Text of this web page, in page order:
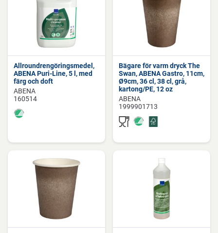
Allroundrengöringsmedel,
ABENA Puri-Line, 5 l, med
färg och doft
ABENA
160514
Bägare för varm dryck The
Swan, ABENA Gastro, 11cm,
Ø9cm, 36 cl, 38 cl, grå,
kartong/PE, 12 oz
ABENA
1999901713